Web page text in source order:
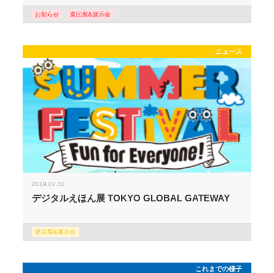
お知らせ 巡回展&展示会
ニュース
2019.07.31
デジタルえほん展 TOKYO GLOBAL GATEWAY
巡回展&展示会
これまでの様子